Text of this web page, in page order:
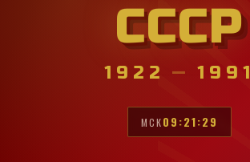
СССР
1922 — 1991
МСК09:21:30